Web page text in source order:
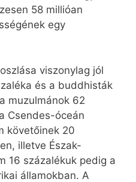
58 millióan
egy
viszonylag jól
és a buddhisták
muzulmánok 62
Csendes-óceán
követőinek 20
illetve Észak-
16 százalékuk pedig a
államokban. A